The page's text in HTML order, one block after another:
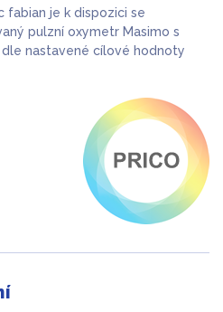
fabian je k dispozici se
pulzní oxymetr Masimo s
dle nastavené cílové hodnoty